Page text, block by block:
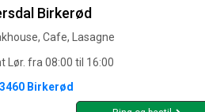
Birkerød
Cafe, Lasagne
Lør. fra 08:00 til 16:00
3460 Birkerød